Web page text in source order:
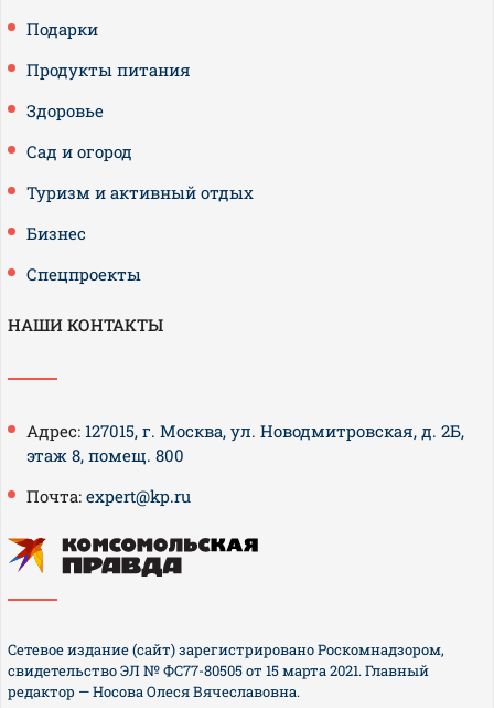
Подарки
Продукты питания
Здоровье
Сад и огород
Туризм и активный отдых
Бизнес
Спецпроекты
НАШИ КОНТАКТЫ
Адрес: 127015, г. Москва, ул. Новодмитровская, д. 2Б,
этаж 8, помещ. 800
Почта: expert@kp.ru
Сетевое издание (сайт) зарегистрировано Роскомнадзором,
свидетельство ЭЛ № ФС77-80505 от 15 марта 2021. Главный
редактор — Носова Олеся Вячеславовна.